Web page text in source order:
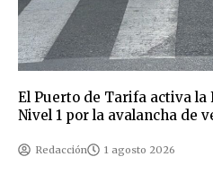
El Puerto de Tarifa activa la
Nivel 1 por la avalancha de
Redacción 1 agosto 2026